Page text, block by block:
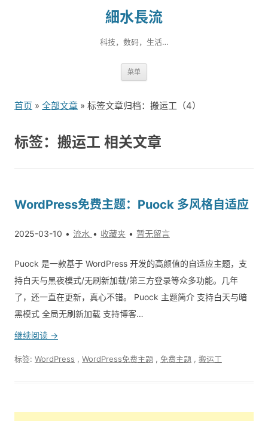
細水長流
科技，数码，生活…
菜单
到
首页 » 全部文章 » 标签文章归档：搬运工（4）
标签：搬运工 相关文章
WordPress免费主题：Puock 多风格自适应
2025-03-10 流水 收藏夹 暂无留言
Puock 是一款基于 WordPress 开发的高颜值的自适应主题，支
持白天与黑夜模式/无刷新加载/第三方登录等众多功能。几年
了，还一直在更新，真心不错。 Puock 主题简介 支持白天与暗
黑模式 全局无刷新加载 支持博客…
继续阅读 →
标签: WordPress WordPress免费主题 免费主题 搬运工